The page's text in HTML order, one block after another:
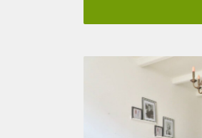
Double upper house with
bath. Three large
glazed windows, a big
The public transport is
(beach), boulevard and